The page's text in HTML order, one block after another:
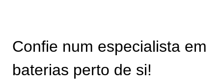
Confie num especialista em
baterias perto de si!